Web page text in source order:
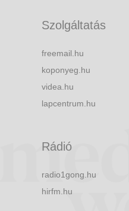
Szolgáltatás
freemail.hu
koponyeg.hu
videa.hu
lapcentrum.hu
Rádió
radio1gong.hu
hirfm.hu